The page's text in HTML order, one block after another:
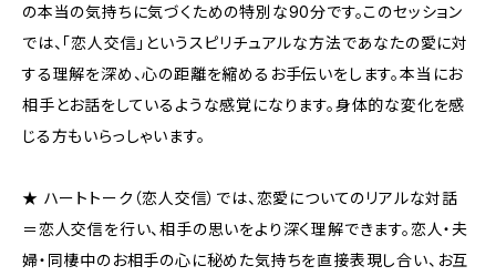
の本当の気持ちに気づくための特別な90分です。このセッション
では、「恋人交信」というスピリチュアルな方法であなたの愛に対
する理解を深め、心の距離を縮めるお手伝いをします。本当にお
相手とお話をしているような感覚になります。身体的な変化を感
じる方もいらっしゃいます。
★ ハートトーク（恋人交信）では、恋愛についてのリアルな対話
＝恋人交信を行い、相手の思いをより深く理解できます。恋人・夫
婦・同棲中のお相手の心に秘めた気持ちを直接表現し合い、お互